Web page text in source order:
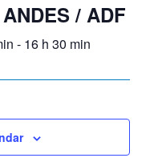
/ ADF
- 16 h 30 min